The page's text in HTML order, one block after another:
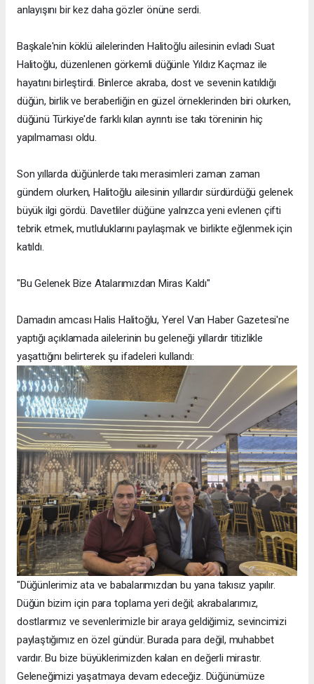
anlayışını bir kez daha gözler önüne serdi.
Başkale'nin köklü ailelerinden Halitoğlu ailesinin evladı Suat
Halitoğlu, düzenlenen görkemli düğünle Yıldız Kaçmaz ile
hayatını birleştirdi. Binlerce akraba, dost ve sevenin katıldığı
düğün, birlik ve beraberliğin en güzel örneklerinden biri olurken,
düğünü Türkiye'de farklı kılan ayrıntı ise takı töreninin hiç
yapılmaması oldu.
Son yıllarda düğünlerde takı merasimleri zaman zaman
gündem olurken, Halitoğlu ailesinin yıllardır sürdürdüğü gelenek
büyük ilgi gördü. Davetliler düğüne yalnızca yeni evlenen çifti
tebrik etmek, mutluluklarını paylaşmak ve birlikte eğlenmek için
katıldı.
"Bu Gelenek Bize Atalarımızdan Miras Kaldı"
Damadın amcası Halis Halitoğlu, Yerel Van Haber Gazetesi'ne
yaptığı açıklamada ailelerinin bu geleneği yıllardır titizlikle
yaşattığını belirterek şu ifadeleri kullandı:
"Düğünlerimiz ata ve babalarımızdan bu yana takısız yapılır.
Düğün bizim için para toplama yeri değil; akrabalarımız,
dostlarımız ve sevenlerimizle bir araya geldiğimiz, sevincimizi
paylaştığımız en özel gündür. Burada para değil, muhabbet
vardır. Bu bize büyüklerimizden kalan en değerli mirastır.
Geleneğimizi yaşatmaya devam edeceğiz. Düğünümüze